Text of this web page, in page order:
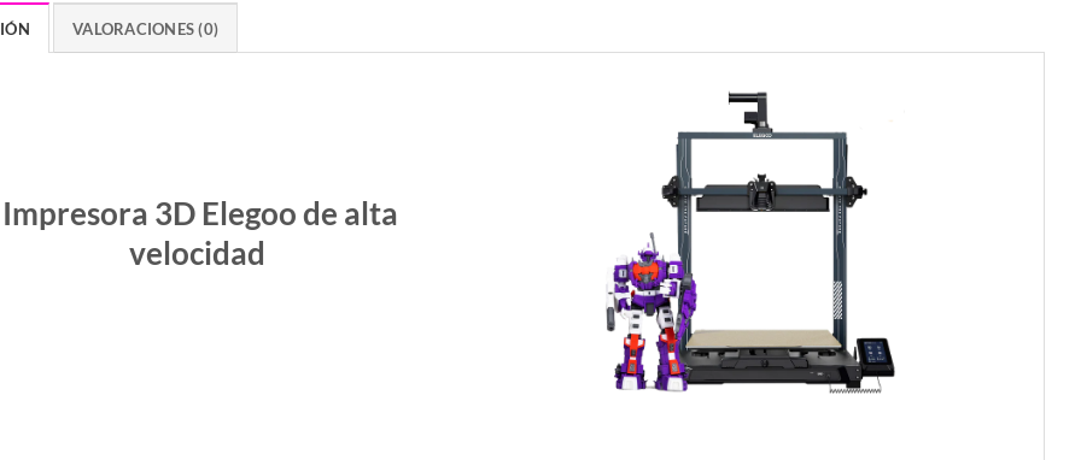
VALORACIONES (0)
3D Elegoo de alta
velocidad